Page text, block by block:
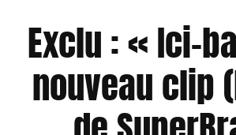
Exclu : « Ici-
nouveau clip